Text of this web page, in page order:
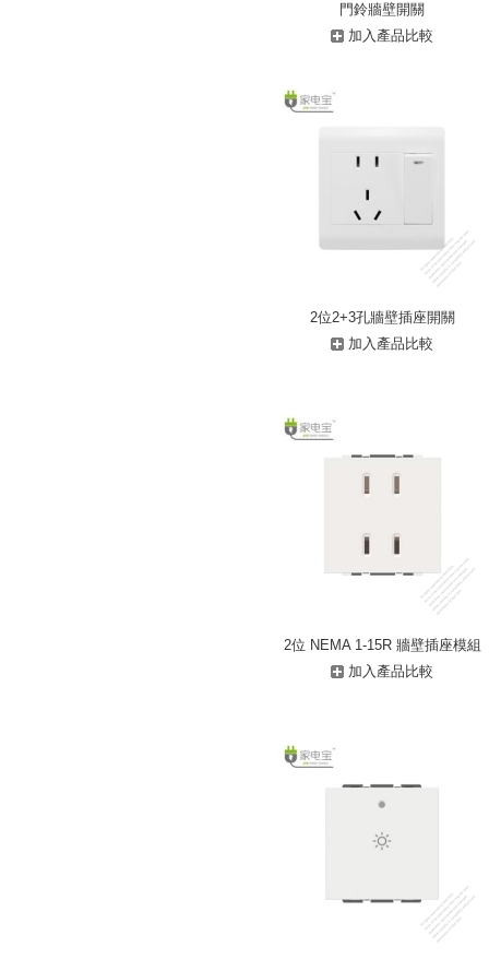
門鈴牆壁開關
加入產品比較
2位2+3孔牆壁插座開關
加入產品比較
2位 NEMA 1-15R 牆壁插座模組
加入產品比較